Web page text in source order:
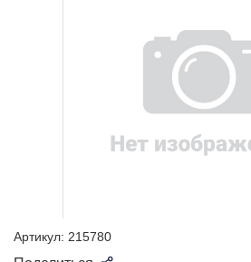
Артикул: 215780